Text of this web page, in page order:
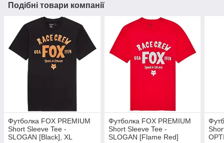
Подібні товари компанії
Футболка FOX PREMIUM
Short Sleeve Tee -
SLOGAN [Black], XL
Футболка FOX PREMIUM
Short Sleeve Tee -
SLOGAN [Flame Red]